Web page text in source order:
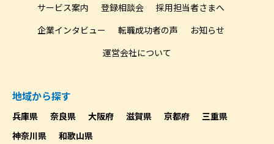
サービス案内 登録相談会
採用担当者さまへ
企業インタビュー
転職成功者の声
お知らせ
運営会社について
地域から探す
兵庫県 奈良県 大阪府 滋賀県 京都府
三重県
神奈川県
和歌山県